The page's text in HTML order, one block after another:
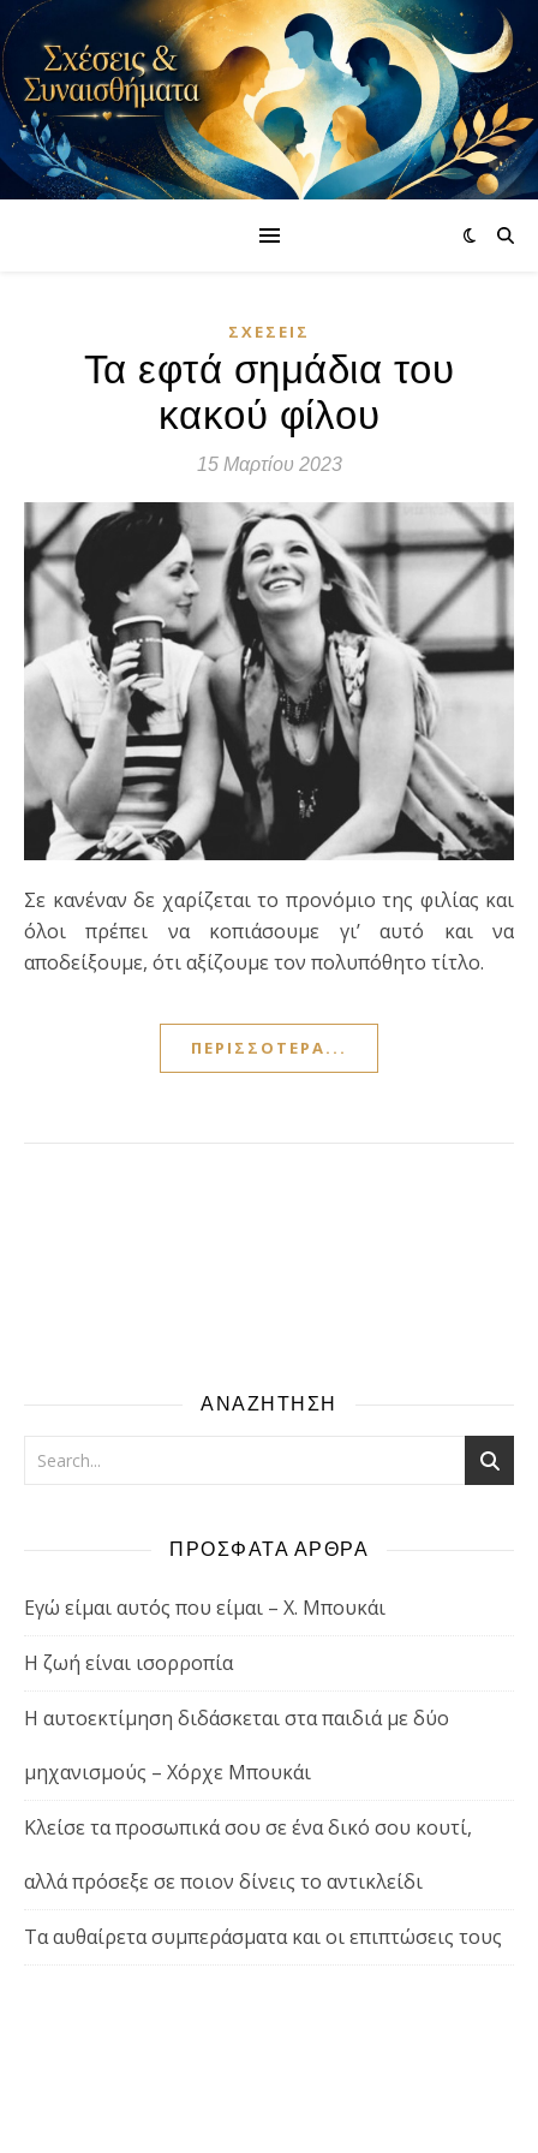
ΣΧΈΣΕΙΣ
Τα εφτά σημάδια του
κακού φίλου
15 Μαρτίου 2023
Σε κανέναν δε χαρίζεται το προνόμιο της φιλίας και
όλοι πρέπει να κοπιάσουμε γι’ αυτό και να
αποδείξουμε, ότι αξίζουμε τον πολυπόθητο τίτλο.
ΠΕΡΙΣΣΌΤΕΡΑ...
ΑΝΑΖΗΤΗΣΗ
ΠΡΟΣΦΑΤΑ ΑΡΘΡΑ
Εγώ είμαι αυτός που είμαι – Χ. Μπουκάι
Η ζωή είναι ισορροπία
Η αυτοεκτίμηση διδάσκεται στα παιδιά με δύο
μηχανισμούς – Χόρχε Μπουκάι
Κλείσε τα προσωπικά σου σε ένα δικό σου κουτί,
αλλά πρόσεξε σε ποιον δίνεις το αντικλείδι
Τα αυθαίρετα συμπεράσματα και οι επιπτώσεις τους